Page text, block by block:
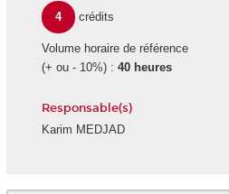
4
crédits
Volume horaire de référence
(+ ou - 10%) : 40 heures
Responsable(s)
Karim MEDJAD